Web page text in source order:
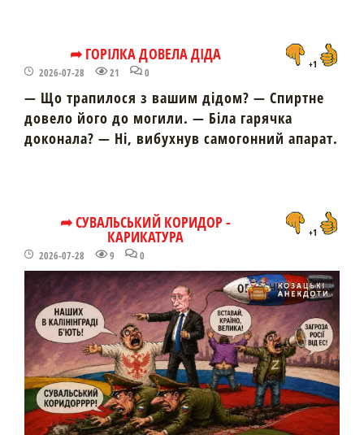
➦ ГОРІЛКА ДОВЕЛА ДІДА
2026-07-28 21 0
+1
— Що трапилося з вашим дідом? — Спиртне
довело його до могили. — Біла гарячка
доконала? — Ні, вибухнув самогонний апарат.
➦ СУВАЛЬСЬКИЙ КОРИДОР -
КАРИКАТУРА
2026-07-28 9 0
+1